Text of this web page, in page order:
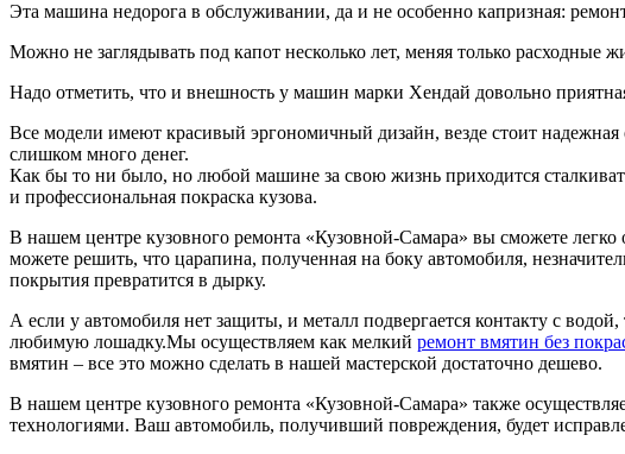
Эта машина недорога в обслуживании, да и не особенно капризная:
Можно не заглядывать под капот несколько лет, меняя только
Надо отметить, что и внешность у машин марки Хендай довольно
Все модели имеют красивый эргономичный дизайн, везде стоит
слишком много денег.
Как бы то ни было, но любой машине за свою жизнь приходится
и профессиональная покраска кузова.
В нашем центре кузовного ремонта «Кузовной-Самара» вы сможете
можете решить, что царапина, полученная на боку автомобиля,
покрытия превратится в дырку.
А если у автомобиля нет защиты, и металл подвергается контакту с
любимую лошадку.Мы осуществляем как мелкий ремонт вмятин без
вмятин – все это можно сделать в нашей мастерской достаточно дешево.
В нашем центре кузовного ремонта «Кузовной-Самара» также
технологиями. Ваш автомобиль, получивший повреждения, будет